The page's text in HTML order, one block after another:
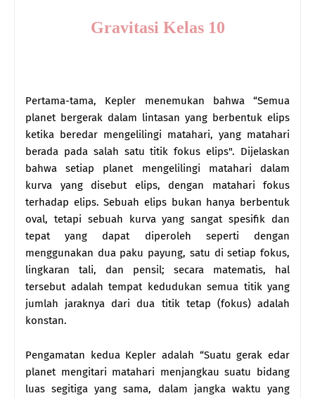
Gravitasi Kelas 10
Pertama-tama, Kepler menemukan bahwa “Semua
planet bergerak dalam lintasan yang berbentuk elips
ketika beredar mengelilingi matahari, yang matahari
berada pada salah satu titik fokus elips". Dijelaskan
bahwa setiap planet mengelilingi matahari dalam
kurva yang disebut elips, dengan matahari fokus
terhadap elips. Sebuah elips bukan hanya berbentuk
oval, tetapi sebuah kurva yang sangat spesifik dan
tepat yang dapat diperoleh seperti dengan
menggunakan dua paku payung, satu di setiap fokus,
lingkaran tali, dan pensil; secara matematis, hal
tersebut adalah tempat kedudukan semua titik yang
jumlah jaraknya dari dua titik tetap (fokus) adalah
konstan.
Pengamatan kedua Kepler adalah “Suatu gerak edar
planet mengitari matahari menjangkau suatu bidang
luas segitiga yang sama, dalam jangka waktu yang